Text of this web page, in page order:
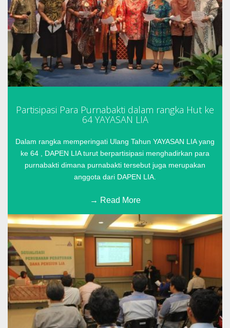
Partisipasi Para Purnabakti dalam rangka Hut ke
64 YAYASAN LIA
Dalam rangka memperingati Ulang Tahun YAYASAN LIA yang
ke 64 , DAPEN LIA turut berpartisipasi menghadirkan para
purnabakti dimana purnabakti tersebut juga merupakan
anggota dari DAPEN LIA.
Read More